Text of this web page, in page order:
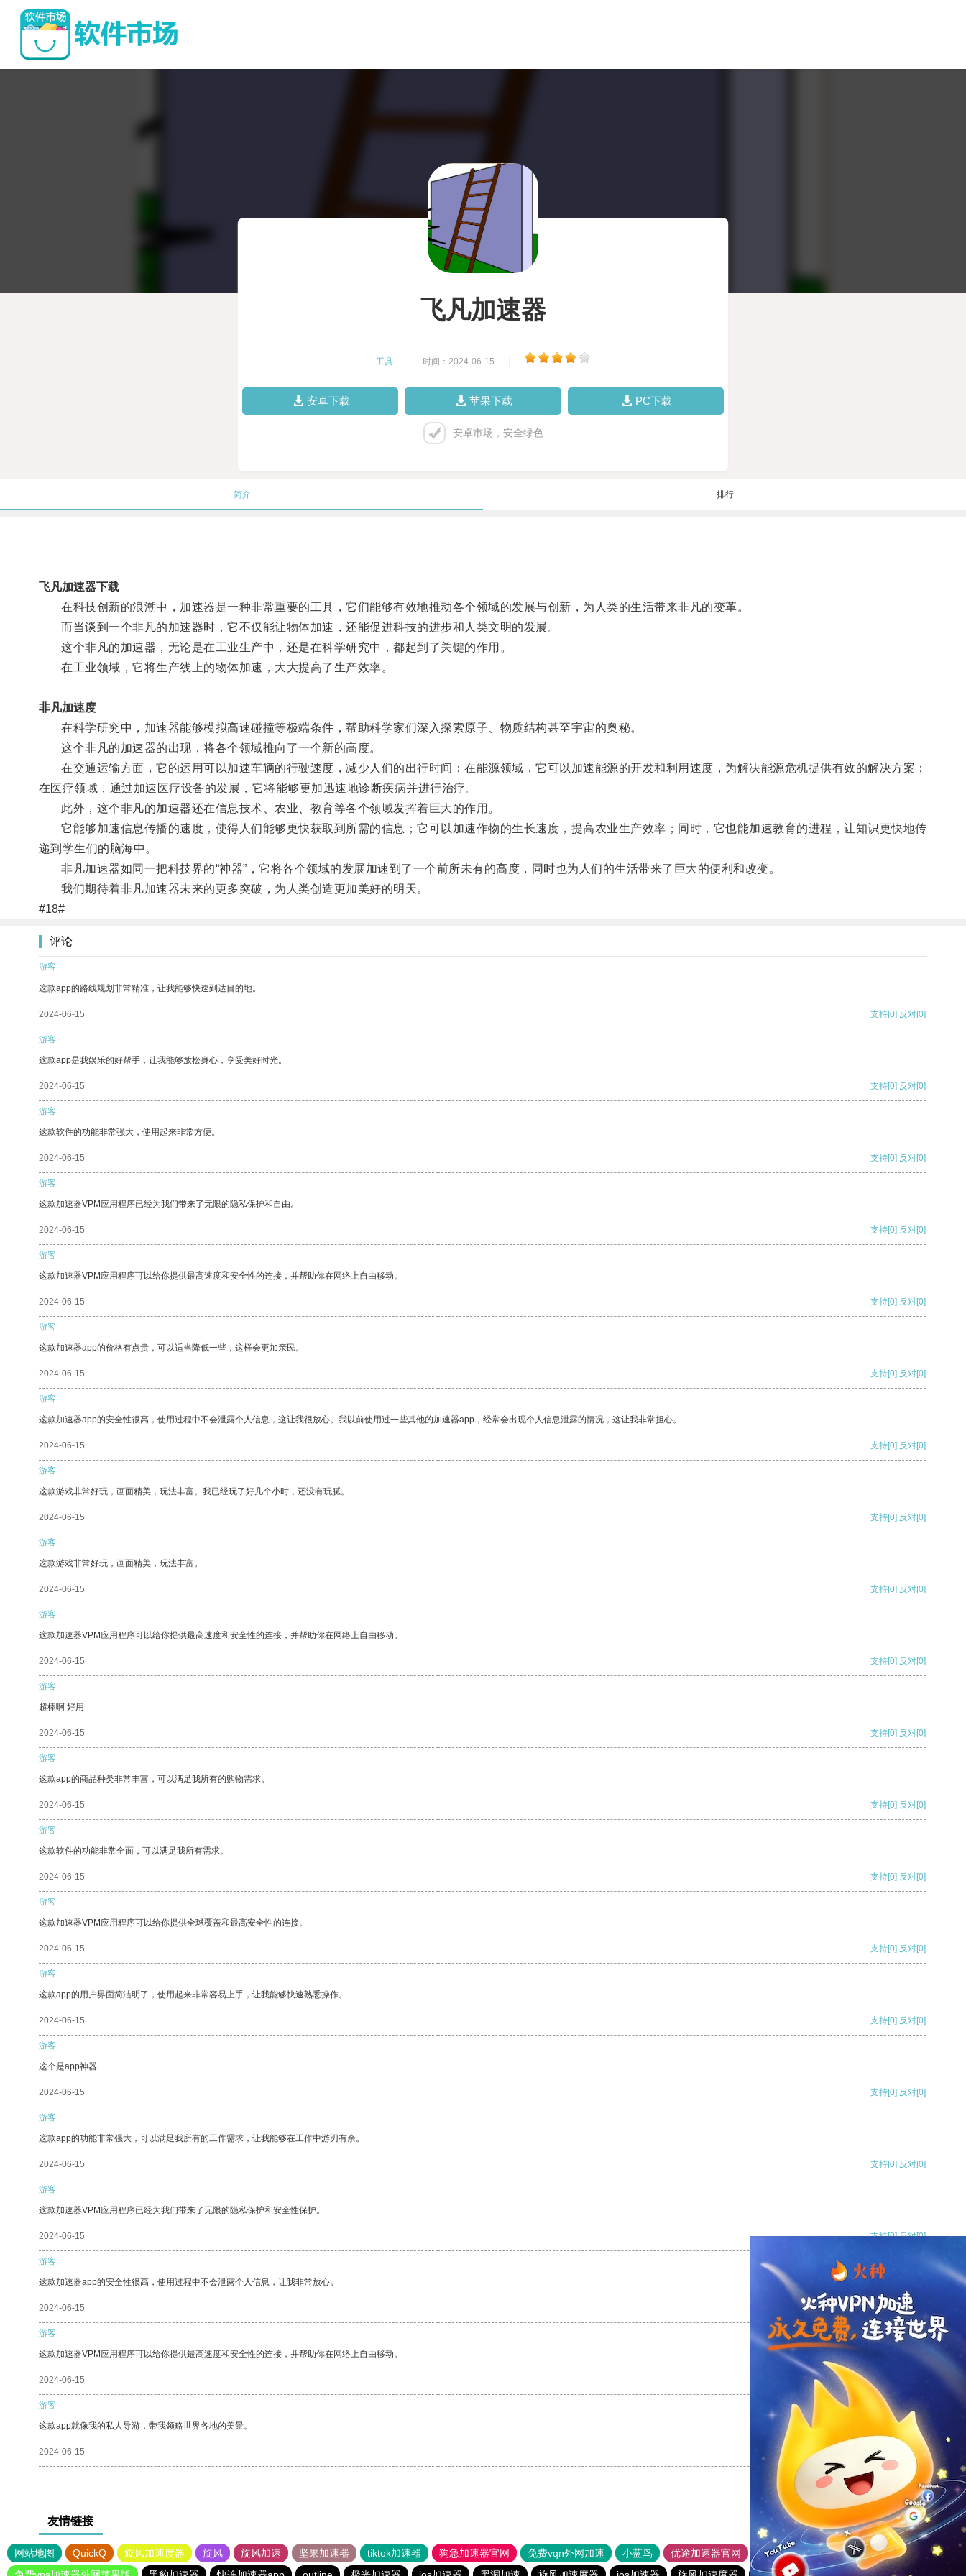
飞凡加速器
工具 时间：2024-06-15
安卓下载 苹果下载 PC下载
安卓市场，安全绿色
简介 排行
飞凡加速器下载
在科技创新的浪潮中，加速器是一种非常重要的工具，它们能够有效地推动各个领域的发展与创新，为人类的生活带来非凡的变革。
而当谈到一个非凡的加速器时，它不仅能让物体加速，还能促进科技的进步和人类文明的发展。
这个非凡的加速器，无论是在工业生产中，还是在科学研究中，都起到了关键的作用。
在工业领域，它将生产线上的物体加速，大大提高了生产效率。
非凡加速度
在科学研究中，加速器能够模拟高速碰撞等极端条件，帮助科学家们深入探索原子、物质结构甚至宇宙的奥秘。
这个非凡的加速器的出现，将各个领域推向了一个新的高度。
在交通运输方面，它的运用可以加速车辆的行驶速度，减少人们的出行时间；在能源领域，它可以加速能源的开发和利用速度，为解决能源危机提供有效的解决方案；
在医疗领域，通过加速医疗设备的发展，它将能够更加迅速地诊断疾病并进行治疗。
此外，这个非凡的加速器还在信息技术、农业、教育等各个领域发挥着巨大的作用。
它能够加速信息传播的速度，使得人们能够更快获取到所需的信息；它可以加速作物的生长速度，提高农业生产效率；同时，它也能加速教育的进程，让知识更快地传
递到学生们的脑海中。
非凡加速器如同一把科技界的“神器”，它将各个领域的发展加速到了一个前所未有的高度，同时也为人们的生活带来了巨大的便利和改变。
我们期待着非凡加速器未来的更多突破，为人类创造更加美好的明天。
#18#
评论
游客
这款app的路线规划非常精准，让我能够快速到达目的地。
2024-06-15 支持[0] 反对[0]
游客
这款app是我娱乐的好帮手，让我能够放松身心，享受美好时光。
2024-06-15 支持[0] 反对[0]
游客
这款软件的功能非常强大，使用起来非常方便。
2024-06-15 支持[0] 反对[0]
游客
这款加速器VPM应用程序已经为我们带来了无限的隐私保护和自由。
2024-06-15 支持[0] 反对[0]
游客
这款加速器VPM应用程序可以给你提供最高速度和安全性的连接，并帮助你在网络上自由移动。
2024-06-15 支持[0] 反对[0]
游客
这款加速器app的价格有点贵，可以适当降低一些，这样会更加亲民。
2024-06-15 支持[0] 反对[0]
游客
这款加速器app的安全性很高，使用过程中不会泄露个人信息，这让我很放心。我以前使用过一些其他的加速器app，经常会出现个人信息泄露的情况，这让我非常担心。
2024-06-15 支持[0] 反对[0]
游客
这款游戏非常好玩，画面精美，玩法丰富。我已经玩了好几个小时，还没有玩腻。
2024-06-15 支持[0] 反对[0]
游客
这款游戏非常好玩，画面精美，玩法丰富。
2024-06-15 支持[0] 反对[0]
游客
这款加速器VPM应用程序可以给你提供最高速度和安全性的连接，并帮助你在网络上自由移动。
2024-06-15 支持[0] 反对[0]
游客
超棒啊 好用
2024-06-15 支持[0] 反对[0]
游客
这款app的商品种类非常丰富，可以满足我所有的购物需求。
2024-06-15 支持[0] 反对[0]
游客
这款软件的功能非常全面，可以满足我所有需求。
2024-06-15 支持[0] 反对[0]
游客
这款加速器VPM应用程序可以给你提供全球覆盖和最高安全性的连接。
2024-06-15 支持[0] 反对[0]
游客
这款app的用户界面简洁明了，使用起来非常容易上手，让我能够快速熟悉操作。
2024-06-15 支持[0] 反对[0]
游客
这个是app神器
2024-06-15 支持[0] 反对[0]
游客
这款app的功能非常强大，可以满足我所有的工作需求，让我能够在工作中游刃有余。
2024-06-15 支持[0] 反对[0]
游客
这款加速器VPM应用程序已经为我们带来了无限的隐私保护和安全性保护。
2024-06-15 支持[0] 反对[0]
游客
这款加速器app的安全性很高，使用过程中不会泄露个人信息，让我非常放心。
2024-06-15 支持[0] 反对
游客
这款加速器VPM应用程序可以给你提供最高速度和安全性的连接，并帮助你在网络上自由移动。
2024-06-15 支持
游客
这款app就像我的私人导游，带我领略世界各地的美景。
2024-06-15 支持 反对 [0]
友情链接
网站地图 QuickQ 旋风加速度器 旋风 旋风加速 坚果加速器 tiktok加速器 狗急加速器官网 免费vqn外网加速 小蓝鸟 优途加速器官网 风驰加速器 旋风加速器
八戒看书